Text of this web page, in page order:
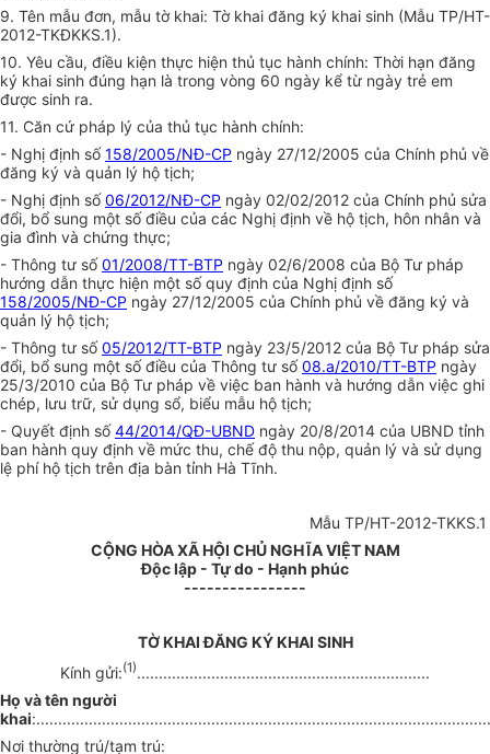
9. Tên mẫu đơn, mẫu tờ khai: Tờ khai đăng ký khai sinh (Mẫu TP/HT-
2012-TKĐKKS.1).
10. Yêu cầu, điều kiện thực hiện thủ tục hành chính: Thời hạn đăng
ký khai sinh đúng hạn là trong vòng 60 ngày kể từ ngày trẻ em
được sinh ra.
11. Căn cứ pháp lý của thủ tục hành chính:
- Nghị định số158/2005/NĐ-CP ngày 27/12/2005 của Chính phủ về
đăng ký và quản lý hộ tịch;
- Nghị định số06/2012/NĐ-CP ngày 02/02/2012 của Chính phủ sửa
đổi, bổ sung một số điều của các Nghị định về hộ tịch, hôn nhân và
gia đình và chứng thực;
- Thông tư số01/2008/TT-BTP ngày 02/6/2008 của Bộ Tư pháp
hướng dẫn thực hiện một số quy định của Nghị định số
158/2005/NĐ-CP ngày 27/12/2005 của Chính phủ về đăng ký và
quản lý hộ tịch;
- Thông tư số05/2012/TT-BTP ngày 23/5/2012 của Bộ Tư pháp sửa
đổi, bổ sung một số điều của Thông tư số08.a/2010/TT-BTP ngày
25/3/2010 của Bộ Tư pháp về việc ban hành và hướng dẫn việc ghi
chép, lưu trữ, sử dụng sổ, biểu mẫu hộ tịch;
- Quyết định số44/2014/QĐ-UBND ngày 20/8/2014 của UBND tỉnh
ban hành quy định về mức thu, chế độ thu nộp, quản lý và sử dụng
lệ phí hộ tịch trên địa bàn tỉnh Hà Tĩnh.
Mẫu TP/HT-2012-TKKS.1
CỘNG HÒA XÃ HỘI CHỦ NGHĨA VIỆT NAM
Độc lập - Tự do - Hạnh phúc
----------------
TỜ KHAI ĐĂNG KÝ KHAI SINH
Kính gửi:(1)...................................................................
Họ và tên người
khai
Nơi thường trú/tạm trú: